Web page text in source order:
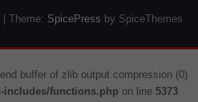
| Theme: SpicePress by SpiceThemes
buffer of zlib output compression (0)
functions.php on line 5373